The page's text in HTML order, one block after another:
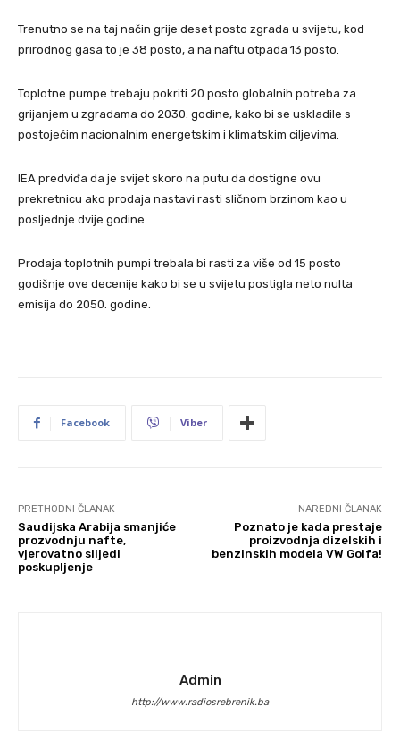
Trenutno se na taj način grije deset posto zgrada u svijetu, kod
prirodnog gasa to je 38 posto, a na naftu otpada 13 posto.
Toplotne pumpe trebaju pokriti 20 posto globalnih potreba za
grijanjem u zgradama do 2030. godine, kako bi se uskladile s
postojećim nacionalnim energetskim i klimatskim ciljevima.
IEA predviđa da je svijet skoro na putu da dostigne ovu
prekretnicu ako prodaja nastavi rasti sličnom brzinom kao u
posljednje dvije godine.
Prodaja toplotnih pumpi trebala bi rasti za više od 15 posto
godišnje ove decenije kako bi se u svijetu postigla neto nulta
emisija do 2050. godine.
Facebook Viber
PRETHODNI ČLANAK
Saudijska Arabija smanjiće
prozvodnju nafte,
vjerovatno slijedi
poskupljenje
NAREDNI ČLANAK
Poznato je kada prestaje
proizvodnja dizelskih i
benzinskih modela VW Golfa!
Admin
http://www.radiosrebrenik.ba